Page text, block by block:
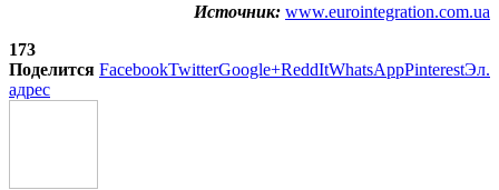
Источник: www.eurointegration.com.ua
173
Поделится FacebookTwitterGoogle+ReddItWhatsAppPinterestЭл.
адрес